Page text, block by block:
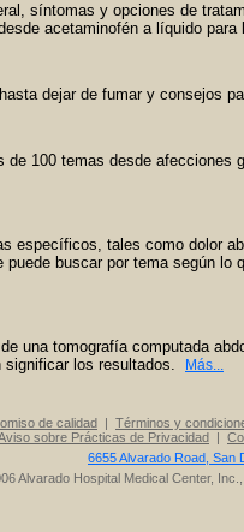
síntomas y opciones de
acetaminofén a líquido para
dejar de fumar y consejos
de 100 temas desde afecciones
específicos, tales como dolor
buscar por tema según lo
una tomografía computada
significar los resultados.
Más...
de calidad | Términos y
sobre Prácticas de Privacidad |
6655 Alvarado Road, San
Alvarado Hospital Medical Center,